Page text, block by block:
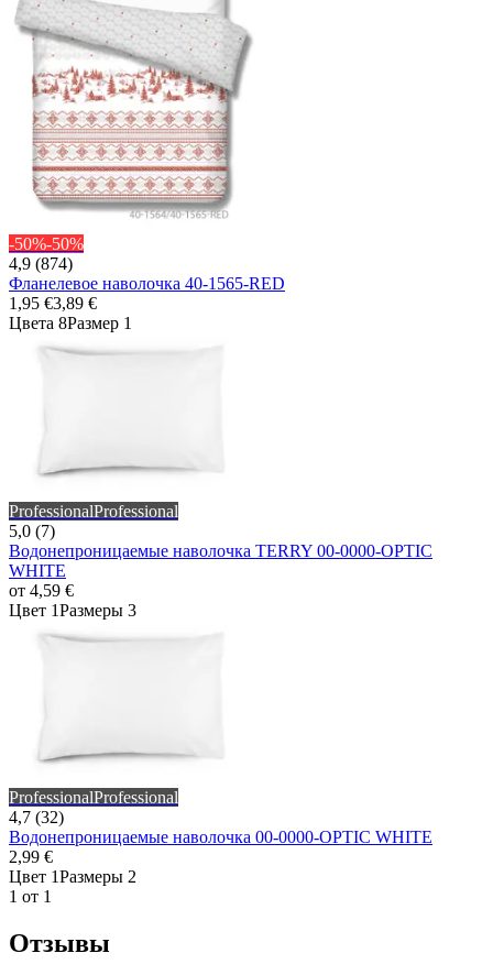
-50%-50%
4,9 (874)
Фланелевое наволочка 40-1565-RED
1,95 €3,89 €
Цвета 8Размер 1
ProfessionalProfessional
5,0 (7)
Водонепроницаемые наволочка TERRY 00-0000-OPTIC
WHITE
от 4,59 €
Цвет 1Размеры 3
ProfessionalProfessional
4,7 (32)
Водонепроницаемые наволочка 00-0000-OPTIC WHITE
2,99 €
Цвет 1Размеры 2
1 от 1
Отзывы